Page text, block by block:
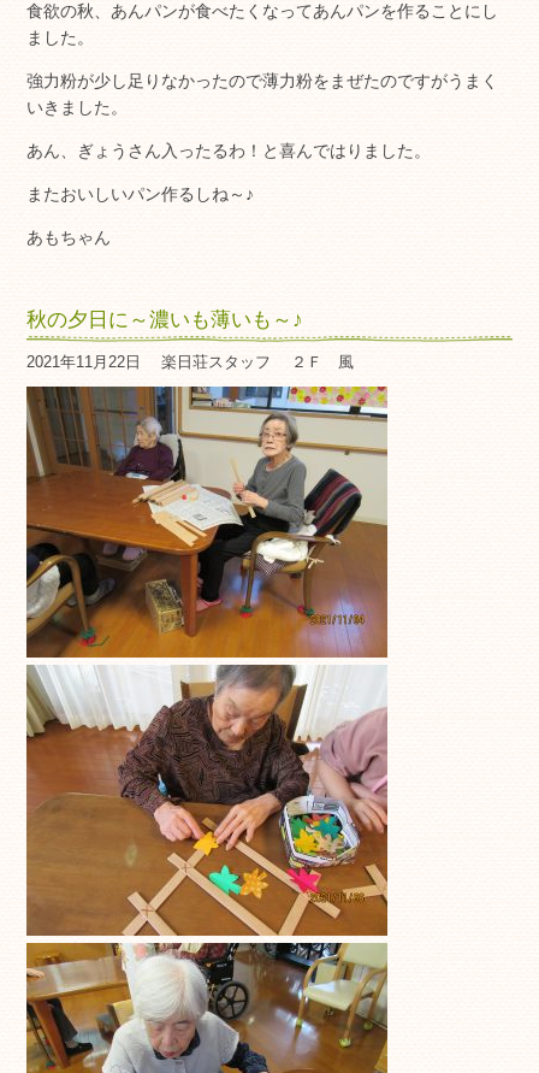
食欲の秋、あんパンが食べたくなってあんパンを作ることにし
ました。
強力粉が少し足りなかったので薄力粉をまぜたのですがうまく
いきました。
あん、ぎょうさん入ったるわ！と喜んではりました。
またおいしいパン作るしね～♪
あもちゃん
秋の夕日に～濃いも薄いも～♪
2021年11月22日 楽日荘スタッフ ２Ｆ 風